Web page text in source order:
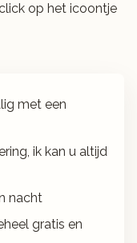
op het icoontje
met een
ik kan u altijd
nacht
gratis en